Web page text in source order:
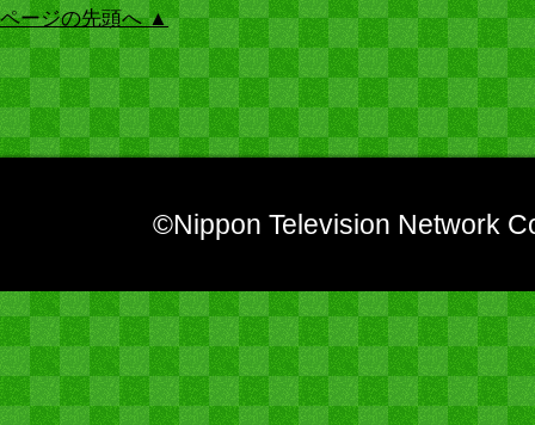
ページの先頭へ ▲
©Nippon Television Network